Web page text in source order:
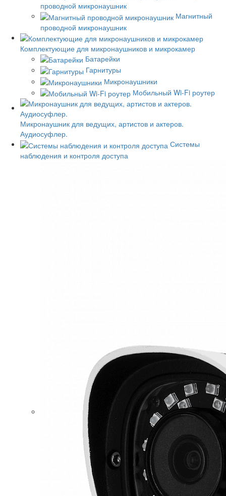
проводной микронаушник
Магнитный
проводной микронаушник
Комплектующие для микронаушников и микрокамер
Батарейки
Гарнитуры
Микронаушники
Мобильный Wi-Fi роутер
Микронаушник для ведущих, артистов и актеров.
Аудиосуфлер.
Системы
наблюдения и контроля доступа